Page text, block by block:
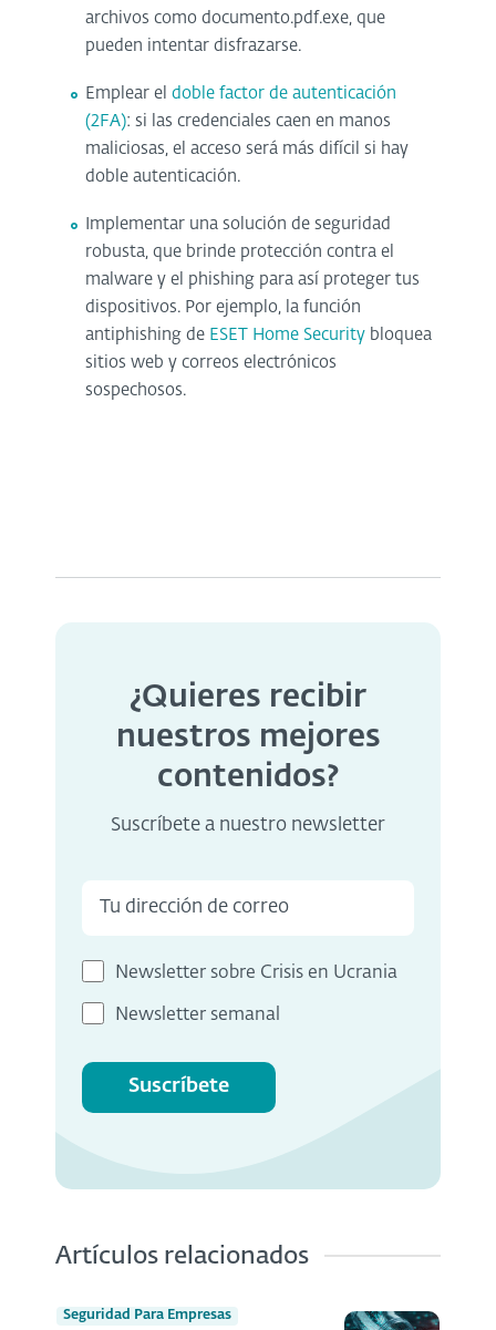
archivos como documento.pdf.exe, que
pueden intentar disfrazarse.
Emplear eldoble factor de autenticación
(2FA): si las credenciales caen en manos
maliciosas, el acceso será más difícil si hay
doble autenticación.
Implementar una solución de seguridad
robusta, que brinde protección contra el
malware y el phishing para así proteger tus
dispositivos. Por ejemplo, la función
antiphishing de ESET Home Security bloquea
sitios web y correos electrónicos
sospechosos.
¿Quieres recibir
nuestros mejores
contenidos?
Suscríbete a nuestro newsletter
Newsletter sobre Crisis en Ucrania
Newsletter semanal
Suscríbete
Artículos relacionados
Seguridad Para Empresas